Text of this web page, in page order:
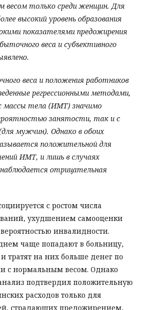
весом только среди женщин. Для
высокий уровень образования
показателями предожирения
веса и субъективного
веса и положения работников
регрессионными методами,
массы тела (ИМТ) значимо
занятости, так и с
мужчин). Однако в обоих
положительной для
ИМТ, и лишь в случаях
отрицательная
с ростом числа
ухудшением самооценки
инвалидности.
чаще попадают в больницу,
тратят на них больше денег по
с нормальным весом. Однако
подтвердил положительную
расходов только для
страдающих предожирением,